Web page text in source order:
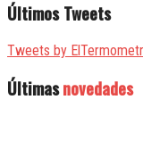
Últimos Tweets
Tweets by
Últimasnovedades